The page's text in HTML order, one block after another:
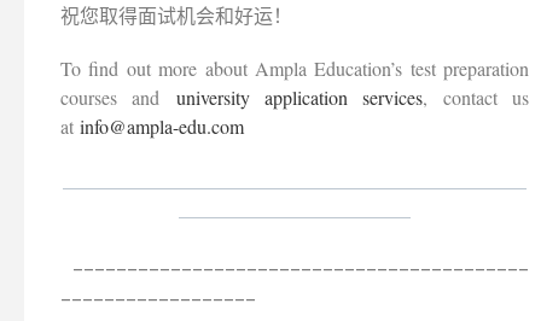
祝您取得面试机会和好运！
To find out more about Ampla Education’s test preparation
courses and university application services, contact us
at info@ampla-edu.com